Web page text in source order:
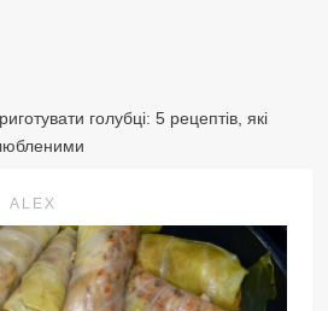
голубці: 5 рецептів, які
ALEX